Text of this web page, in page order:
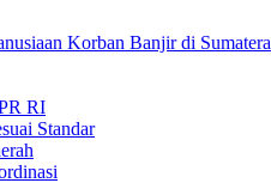
Korban Banjir di Sumatera
RI
Standar